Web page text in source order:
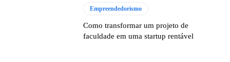
Empreendedorismo
Como transformar um projeto de
faculdade em uma startup rentável